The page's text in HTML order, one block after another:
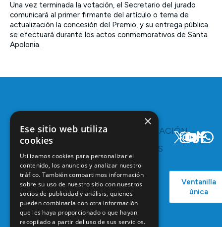
Una vez terminada la votación, el Secretario del jurado
comunicará al primer firmante del artículo o tema de
actualización la concesión del Premio, y su entrega pública
se efectuará durante los actos conmemorativos de Santa
Apolonia.
C/ Mauricio
Legendre,
28046
Madrid
TE
Ventajas
Bolsa de
Empleo
Formación
Continuada
COMUNICACIÓN
RECURSOS
Campañas
COEM
Podcast
Actualidad
Ventanilla
única
×
Ese sitio web utiliza
cookies
Utilizamos cookies para personalizar el
contenido, los anuncios y analizar nuestro
tráfico. También compartimos información
sobre su uso de nuestro sitio con nuestros
socios de publicidad y análisis, quienes
pueden combinarla con otra información
que les haya proporcionado o que hayan
recopilado a partir del uso de sus servicios.